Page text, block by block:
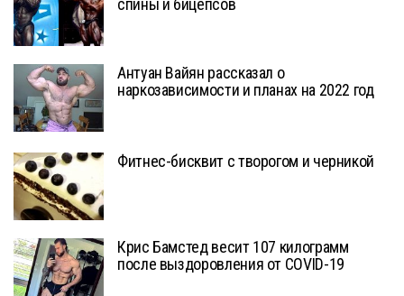
спины и бицепсов
Антуан Вайян рассказал о
наркозависимости и планах на 2022 год
Фитнес-бисквит с творогом и черникой
Крис Бамстед весит 107 килограмм
после выздоровления от COVID-19